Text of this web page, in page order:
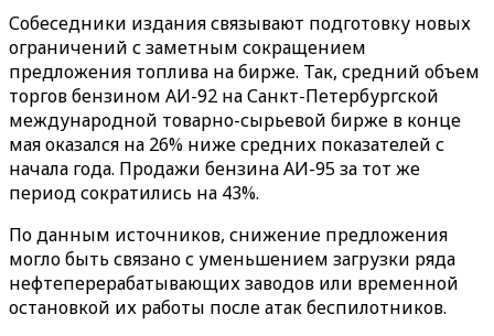
Собеседники издания связывают подготовку новых
ограничений с заметным сокращением
предложения топлива на бирже. Так, средний объем
торгов бензином АИ-92 на Санкт-Петербургской
международной товарно-сырьевой бирже в конце
мая оказался на 26% ниже средних показателей с
начала года. Продажи бензина АИ-95 за тот же
период сократились на 43%.
По данным источников, снижение предложения
могло быть связано с уменьшением загрузки ряда
нефтеперерабатывающих заводов или временной
остановкой их работы после атак беспилотников.